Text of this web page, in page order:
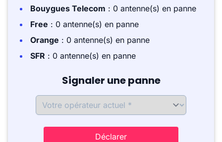
Bouygues Telecom : 0 antenne(s) en panne
Free : 0 antenne(s) en panne
Orange : 0 antenne(s) en panne
SFR : 0 antenne(s) en panne
Signaler une panne
Déclarer